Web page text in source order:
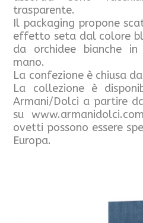
trasparente.
Il packaging propone
effetto seta dal colore
da orchidee bianche
mano.
La confezione è chiusa
La collezione è
Armani/Dolci a partire
su
ovetti possono essere
Europa.